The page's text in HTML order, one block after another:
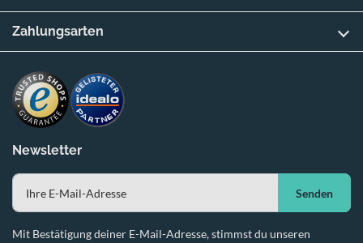
Newsletter
Senden
Mit Bestätigung deiner E-Mail-Adresse, stimmst du unseren
Zahlungsarten